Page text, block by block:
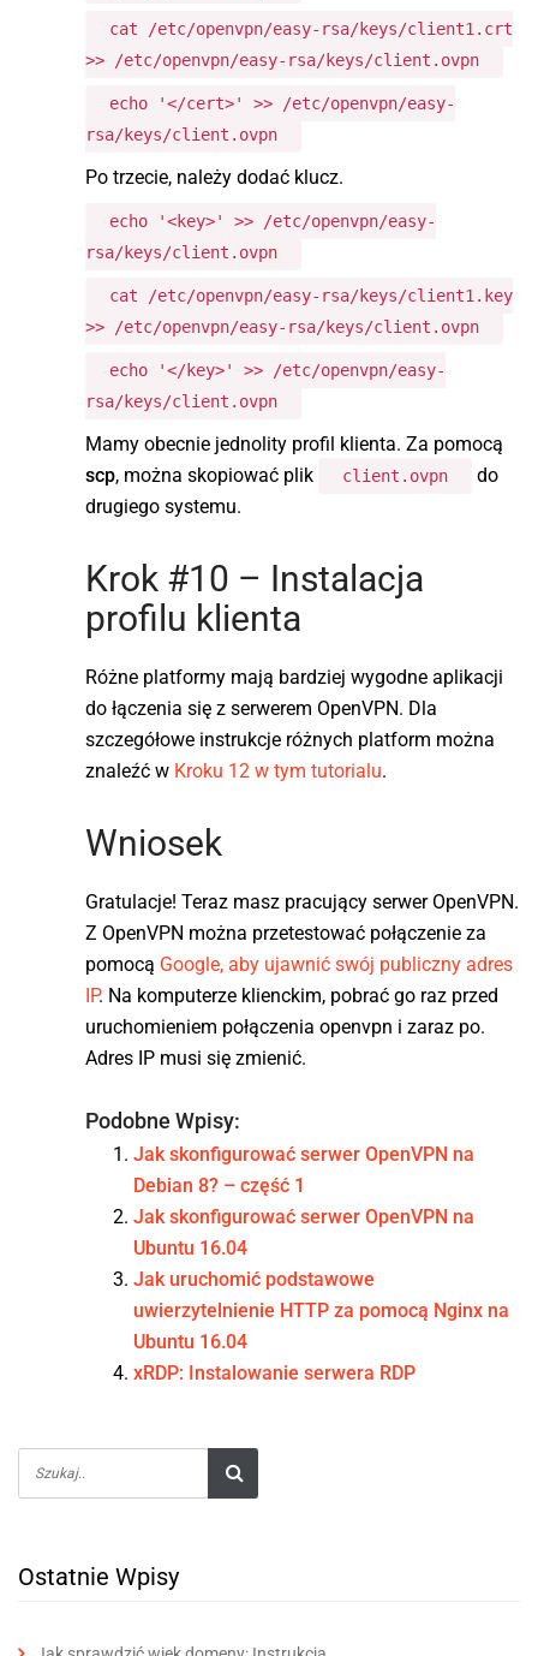
cat /etc/openvpn/easy-rsa/keys/client1.crt
>> /etc/openvpn/easy-rsa/keys/client.ovpn
echo '</cert>' >> /etc/openvpn/easy-
rsa/keys/client.ovpn
Po trzecie, należy dodać klucz.
echo '<key>' >> /etc/openvpn/easy-
rsa/keys/client.ovpn
cat /etc/openvpn/easy-rsa/keys/client1.key
>> /etc/openvpn/easy-rsa/keys/client.ovpn
echo '</key>' >> /etc/openvpn/easy-
rsa/keys/client.ovpn
Mamy obecnie jednolity profil klienta. Za pomocą
scp, można skopiować plik client.ovpn
do
drugiego systemu.
Krok #10 – Instalacja
profilu klienta
Różne platformy mają bardziej wygodne aplikacji
do łączenia się z serwerem OpenVPN. Dla
szczegółowe instrukcje różnych platform można
znaleźć w Kroku 12 w tym tutorialu.
Wniosek
Gratulacje! Teraz masz pracujący serwer OpenVPN.
Z OpenVPN można przetestować połączenie za
pomocą Google, aby ujawnić swój publiczny adres
IP. Na komputerze klienckim, pobrać go raz przed
uruchomieniem połączenia openvpn i zaraz po.
Adres IP musi się zmienić.
Podobne Wpisy:
Jak skonfigurować serwer OpenVPN na
Debian 8? – część 1
Jak skonfigurować serwer OpenVPN na
Ubuntu 16.04
Jak uruchomić podstawowe
uwierzytelnienie HTTP za pomocą Nginx na
Ubuntu 16.04
xRDP: Instalowanie serwera RDP
Ostatnie Wpisy